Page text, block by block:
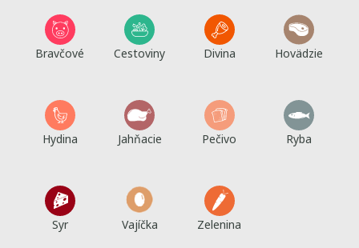
Bravčové Cestoviny Divina Hovädzie
Hydina Jahňacie Pečivo Ryba
Syr Vajíčka Zelenina